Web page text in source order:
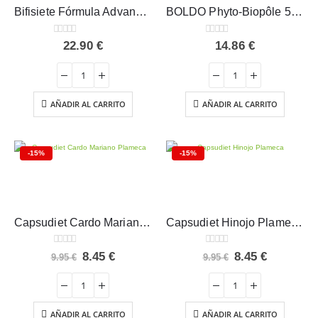
Bifisiete Fórmula Advance Tongil 200 g
out of 5
22.90 €
AÑADIR AL CARRITO
BOLDO Phyto-Biopôle 50 ml – Intersa Labs
out of 5
14.86 €
AÑADIR AL CARRITO
-15%
Capsudiet Cardo Mariano Plameca 40 cápsulas
0 out of 5
9.95€ El
era:
9.95 €.
8.45€El
8.45 €.
AÑADIR AL CARRITO
-15%
Capsudiet Hinojo Plameca 40 cápsulas
0 out of 5
9.95€ El
era:
9.95 €.
8.45€El
8.45 €.
AÑADIR AL CARRITO